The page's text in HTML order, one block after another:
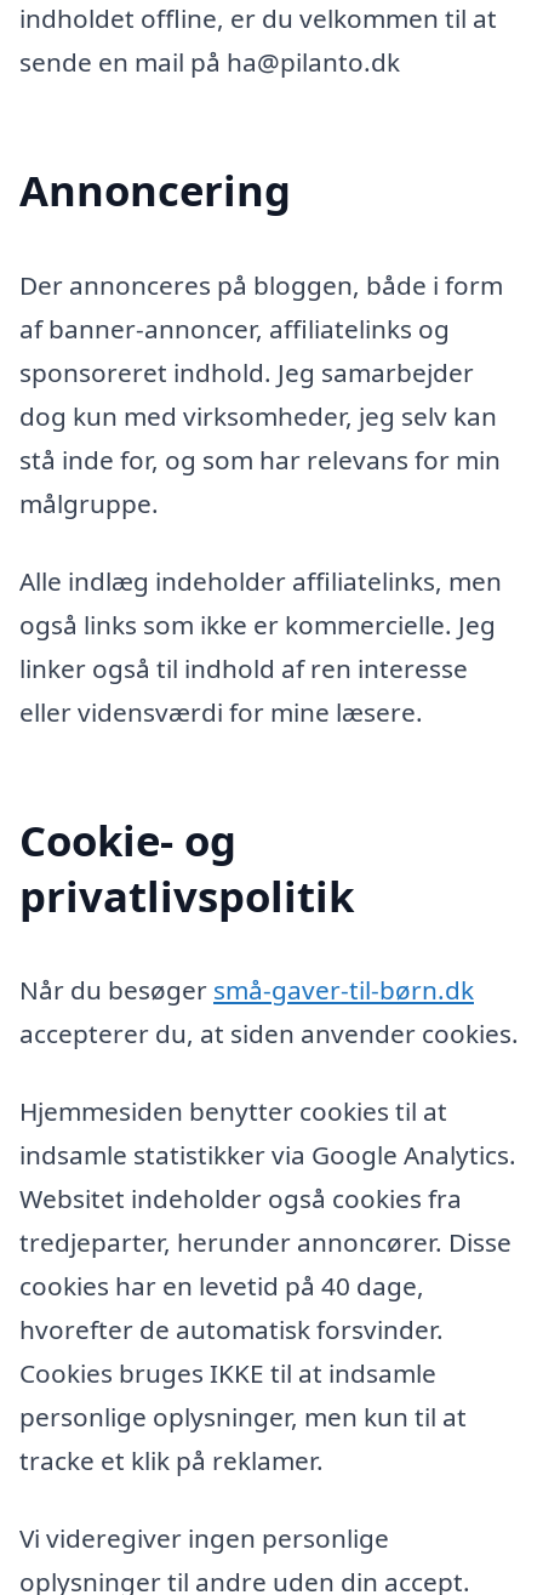
indholdet offline, er du velkommen til at
sende en mail på ha@pilanto.dk
Annoncering
Der annonceres på bloggen, både i form
af banner-annoncer, affiliatelinks og
sponsoreret indhold. Jeg samarbejder
dog kun med virksomheder, jeg selv kan
stå inde for, og som har relevans for min
målgruppe.
Alle indlæg indeholder affiliatelinks, men
også links som ikke er kommercielle. Jeg
linker også til indhold af ren interesse
eller vidensværdi for mine læsere.
Cookie- og
privatlivspolitik
Når du besøger små-gaver-til-børn.dk
accepterer du, at siden anvender cookies.
Hjemmesiden benytter cookies til at
indsamle statistikker via Google Analytics.
Websitet indeholder også cookies fra
tredjeparter, herunder annoncører. Disse
cookies har en levetid på 40 dage,
hvorefter de automatisk forsvinder.
Cookies bruges IKKE til at indsamle
personlige oplysninger, men kun til at
tracke et klik på reklamer.
Vi videregiver ingen personlige
oplysninger til andre uden din accept.